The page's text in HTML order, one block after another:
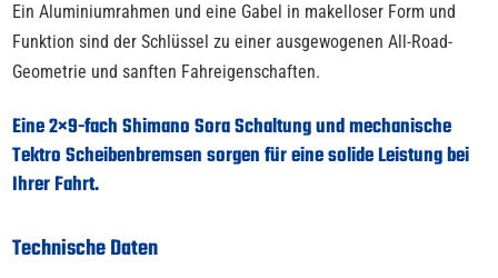
Ein Aluminiumrahmen und eine Gabel in makelloser Form und
Funktion sind der Schlüssel zu einer ausgewogenen All-Road-
Geometrie und sanften Fahreigenschaften.
Eine 2×9-fach Shimano Sora Schaltung und mechanische
Tektro Scheibenbremsen sorgen für eine solide Leistung bei
Ihrer Fahrt.
Technische Daten